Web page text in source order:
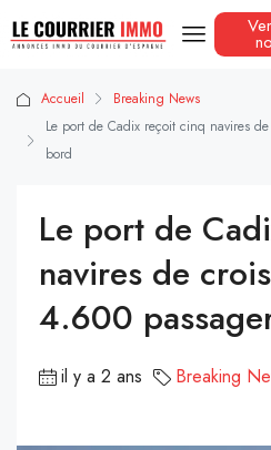
Accueil
Breaking News
Le port de Cadix reçoit cinq navires
bord
Le port de
navires de
4.600
il y a 2 ans Breaking